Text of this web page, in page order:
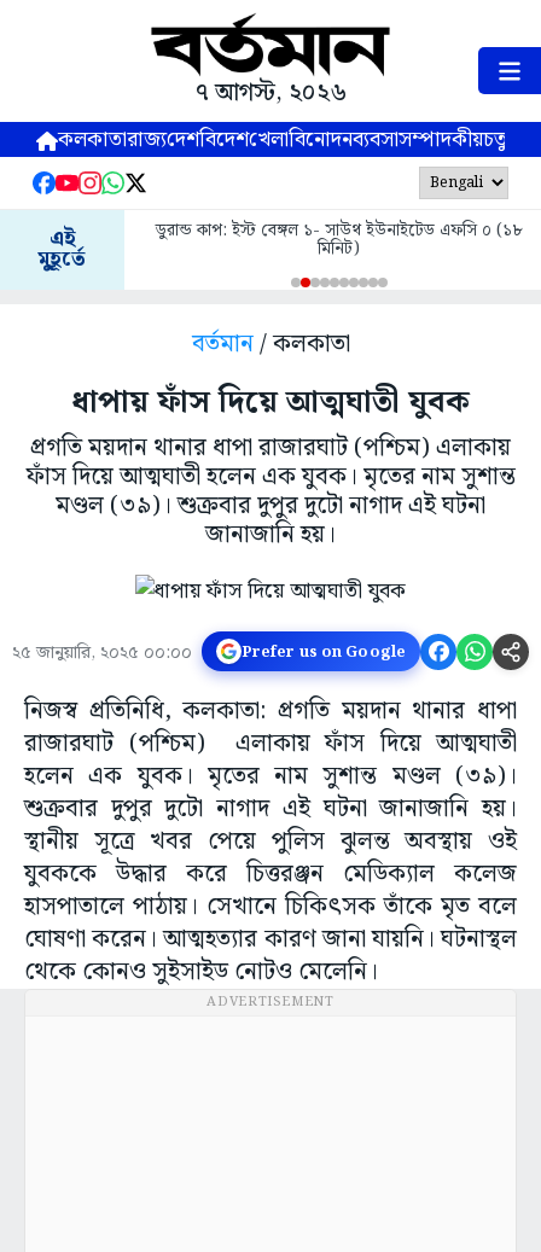
৭ আগস্ট, ২০২৬
কলকাতারাজ্যদেশবিদেশখেলাবিনোদনব্যবসাসম্পাদকীয়
এই
মুহূর্তে
ডুরান্ড কাপ: ইস্ট বেঙ্গল ১- সাউথ ইউনাইটেড এফসি ০ (১৮
মিনিট)
বর্তমান/ কলকাতা
ধাপায় ফাঁস দিয়ে আত্মঘাতী যুবক
প্রগতি ময়দান থানার ধাপা রাজারঘাট (পশ্চিম) এলাকায়
ফাঁস দিয়ে আত্মঘাতী হলেন এক যুবক। মৃতের নাম সুশান্ত
মণ্ডল (৩৯)। শুক্রবার দুপুর দুটো নাগাদ এই ঘটনা
জানাজানি হয়।
২৫ জানুয়ারি, ২০২৫ ০০:০০ Prefer us on Google
নিজস্ব প্রতিনিধি, কলকাতা: প্রগতি ময়দান থানার ধাপা
রাজারঘাট (পশ্চিম) এলাকায় ফাঁস দিয়ে আত্মঘাতী
হলেন এক যুবক। মৃতের নাম সুশান্ত মণ্ডল (৩৯)।
শুক্রবার দুপুর দুটো নাগাদ এই ঘটনা জানাজানি হয়।
স্থানীয় সূত্রে খবর পেয়ে পুলিস ঝুলন্ত অবস্থায় ওই
যুবককে উদ্ধার করে চিত্তরঞ্জন মেডিক্যাল কলেজ
হাসপাতালে পাঠায়। সেখানে চিকিৎসক তাঁকে মৃত বলে
ঘোষণা করেন। আত্মহত্যার কারণ জানা যায়নি। ঘটনাস্থল
থেকে কোনও সুইসাইড নোটও মেলেনি।
ADVERTISEMENT